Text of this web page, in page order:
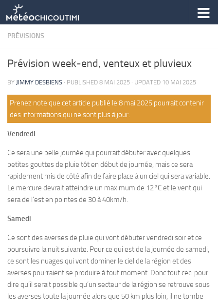
Skip to content
PRÉVISIONS
Prévision week-end, venteux et pluvieux
BY JIMMY DESBIENS · PUBLISHED 8 MAI 2025 · UPDATED 10 MAI 2025
Prenez note que cet article publié le 8 mai 2025 pourrait contenir
des informations qui ne sont plus à jour.
Vendredi
Ce sera une belle journée qui pourrait débuter avec quelques
petites gouttes de pluie tôt en début de journée, mais ce sera
rapidement mis de côté afin de faire place à un ciel qui sera variable.
Le mercure devrait atteindre un maximum de 12°C et le vent qui
sera de l’est en pointes de 30 à 40km/h.
Samedi
Ce sont des averses de pluie qui vont débuter vendredi soir et ce
poursuivre la nuit suivante. Pour ce qui est de la journée de samedi,
ce sont les nuages qui vont dominer le ciel de la région et des
averses pourraient se produire à tout moment. Donc tout ceci pour
dire qu’il serait possible qu’un secteur de la région se retrouve sous
les averses toute la journée alors que 50 km plus loin, il ne tombe